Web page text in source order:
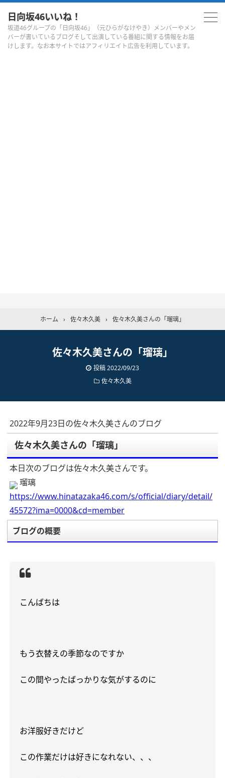
日向坂46いいね！
坂道46グループの「日向坂46」（元ひらがなけやき）メンバーやメン
バーが書いているブログそして出演している番組に関する情報をお届
けします。なお本サイトではアフィリエイト広告を利用しています。
ホーム › 佐々木久美 › 佐々木久美さんの「瑠璃」
佐々木久美さんの「瑠璃」
投稿2022/09/23
佐々木久美
2022年9月23日の佐々木久美さんのブログ
佐々木久美さんの「瑠璃」
本日次のブログは佐々木久美さんです。
瑠璃
https://www.hinatazaka46.com/s/official/diary/detail/
45572?ima=0000&cd=member
ブログの概要
こんばちは
もう衣替えの季節なのですか
この間やったばっかりな気がするのに
お洋服好きだけど
この作業だけは好きになれない、、、